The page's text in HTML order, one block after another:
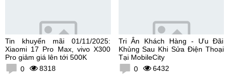
Tin khuyến mãi 01/11/2025:
Xiaomi 17 Pro Max, vivo X300
Pro giảm giá lên tới 500K
0
8318
Tri Ân Khách Hàng - Ưu Đãi
Khủng Sau Khi Sửa Điện Thoại
Tại MobileCity
0
6432